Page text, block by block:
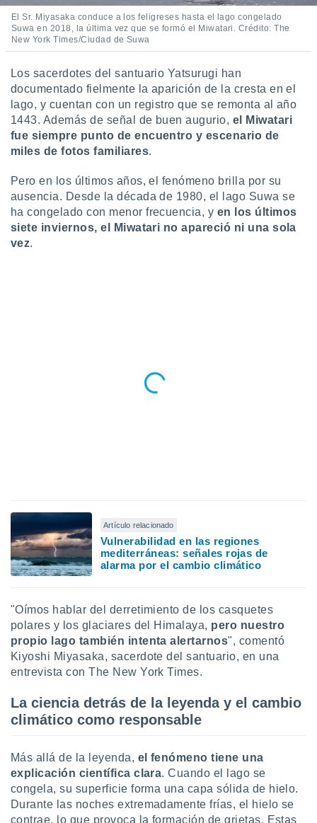
como
este sitio
de
posible
traten tus
en
su
u
datos
utilizar
uso de
la
contenido
medir el
de la
el
de
de
de
uso de
con el
El Sr. Miyasaka conduce a los feligreses hasta el lago congelado
Suwa en 2018, la última vez que se formó el Miwatari. Crédito: The
New York Times/Ciudad de Suwa
Los sacerdotes del santuario Yatsurugi han
documentado fielmente la aparición de la cresta en el
lago, y cuentan con un registro que se remonta al año
1443. Además de señal de buen augurio, el Miwatari
fue siempre punto de encuentro y escenario de
miles de fotos familiares.
Pero en los últimos años, el fenómeno brilla por su
ausencia. Desde la década de 1980, el lago Suwa se
ha congelado con menor frecuencia, y en los últimos
siete inviernos, el Miwatari no apareció ni una sola
vez.
Artículo relacionado
Vulnerabilidad en las regiones
mediterráneas: señales rojas de
alarma por el cambio climático
"Oímos hablar del derretimiento de los casquetes
polares y los glaciares del Himalaya, pero nuestro
propio lago también intenta alertarnos", comentó
Kiyoshi Miyasaka, sacerdote del santuario, en una
entrevista con The New York Times.
La ciencia detrás de la leyenda y el cambio
climático como responsable
Más allá de la leyenda, el fenómeno tiene una
explicación científica clara. Cuando el lago se
congela, su superficie forma una capa sólida de hielo.
Durante las noches extremadamente frías, el hielo se
contrae, lo que provoca la formación de grietas. Estas